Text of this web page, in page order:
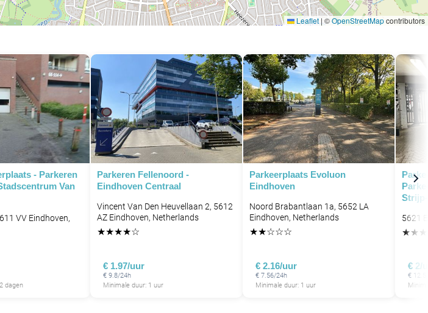
Leaflet | ©OpenStreetMapcontributors
- Parkeren
Van
VV Eindhoven,
dagen
Parkeren Fellenoord -
Eindhoven Centraal
Vincent Van Den Heuvellaan 2, 5612
AZ Eindhoven, Netherlands
★★★★☆
€ 1.97/uur
€ 9.8/24h
Minimale duur: 1 uur
Parkeerplaats Evoluon
Eindhoven
Noord Brabantlaan 1a, 5652 LA
Eindhoven, Netherlands
★★☆☆☆
€ 2.16/uur
€ 7.56/24h
Minimale duur: 1 uur
5621
★★ ★
€ 2/
€